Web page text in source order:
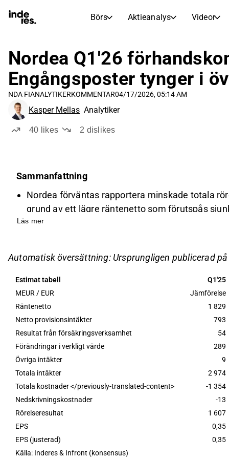
Börs Aktieanalys Videor
Börs
Morgonrapport
Aktieanalys
Artiklar
inderesTV
Transkriptioner
Aktiejämförelse
Earnings Season
Nordea Q1'26
Engångsposter tynger i
NDA FIANALYTIKERKOMMENTAR04/17/2026, 05:14 AM
Kasper Mellas Analytiker
40 likes 2 dislikes
Sammanfattning
Nordea förväntas rapportera minskade totala
grund av ett lägre räntenetto som förutspås
Nettoprovisionsintäkterna förväntas öka till 832
Omstruktureringskostnader på cirka 190 MEUR
Nordea har guidat för en avkastning på eget
kostnads/intäktsförhållande på cirka 45 % för
genom omstruktureringar.
Detta innehåll är skapat av AI. Du kan lämna feedback om
Läs mer
Automatisk översättning: Ursprungligen publicerad
Estimat tabell Q1'25
MEUR / EUR
Jämförelse
Räntenetto
1 829
Netto provisionsintäkter
793
Resultat från försäkringsverksamhet
54
Förändringar i verkligt värde
289
Övriga intäkter
9
Totala intäkter
2 974
Totala kostnader </previously-translated-content>
-1 354
Nedskrivningskostnader
-13
Rörelseresultat
1 607
EPS
0,35
EPS (justerad)
0,35
Källa: Inderes & Infront (konsensus)